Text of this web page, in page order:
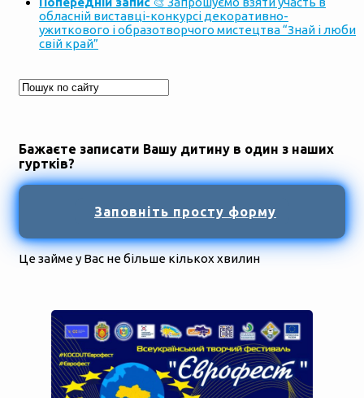
обласній виставці-конкурсі декоративно-
ужиткового і образотворчого мистецтва “Знай і люби
свій край”
Бажаєте записати Вашу дитину в один з наших
гуртків?
Заповніть просту форму
Це займе у Вас не більше кількох хвилин